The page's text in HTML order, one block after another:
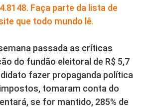
Faça parte da lista de
que todo mundo lê.
passada as críticas
do fundão eleitoral de R$ 5,7
fazer propaganda política
tomaram conta do
se for mantido, 285% de